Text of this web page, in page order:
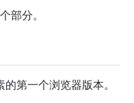
部分。
第一个浏览器版本。